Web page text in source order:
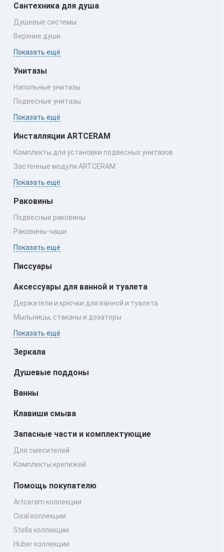
Сантехника для душа
Душевые системы
Верхние души
Показать ещё
Унитазы
Напольные унитазы
Подвесные унитазы
Показать ещё
Инсталляции ARTCERAM
Комплекты для установки подвесных унитазов
Застенные модули ARTCERAM
Показать ещё
Раковины
Подвесные раковины
Раковины‑чаши
Показать ещё
Писсуары
Аксессуары для ванной и туалета
Держатели и крючки для ванной и туалета
Мыльницы, стаканы и дозаторы
Показать ещё
Зеркала
Душевые поддоны
Ванны
Клавиши смыва
Запасные части и комплектующие
Для смесителей
Комплекты крепежей
Помощь покупателю
Artceram коллекции
Cisal коллекции
Stella коллекции
Huber коллекции